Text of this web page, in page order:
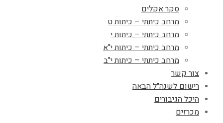
סקר אקלים
מרחב כיתתי – כיתות ט
מרחב כיתתי – כיתות י
מרחב כיתתי – כיתות י"א
מרחב כיתתי – כיתות י"ב
צור קשר
רישום לשנה"ל הבאה
היכל הגיבורים
מכרזים